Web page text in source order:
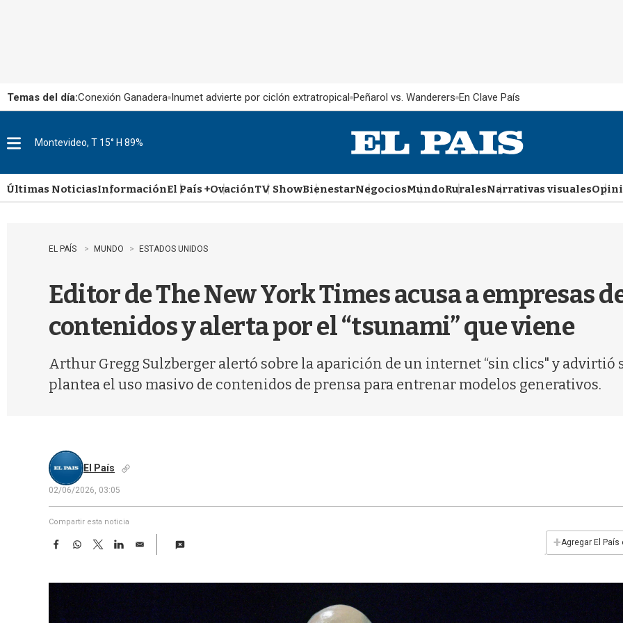
Temas del día:Conexión Ganadera Inumet advierte por ciclón extratropical Peñarol vs. Wanderers En Clave País
u
Montevideo, T 15° H 89%
Últimas NoticiasInformaciónEl País +OvaciónTV ShowBienestarNegociosMundoRuralesNarrativas visuales
EL PAÍS MUNDO ESTADOS UNIDOS
Editor de The New York Times acusa a empresas
contenidos y alerta por el “tsunami” que viene
Arthur Gregg Sulzberger alertó sobre la aparición de un internet “sin clics" y advirtió
plantea el uso masivo de contenidos de prensa para entrenar modelos generativos.
El País
02/06/2026, 03:05
Compartir esta noticia
F
e
W
t
T
w
t
L
k
E
i
+Agregar El País